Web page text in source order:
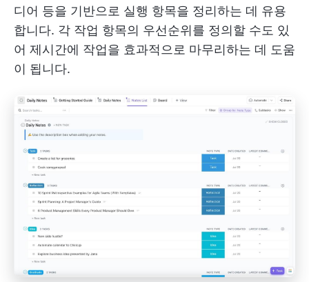
디어 등을 기반으로 실행 항목을 정리하는 데 유용
합니다. 각 작업 항목의 우선순위를 정의할 수도 있
어 제시간에 작업을 효과적으로 마무리하는 데 도움
이 됩니다.